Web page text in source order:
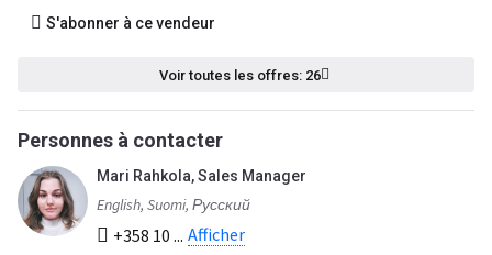
S'abonner à ce vendeur
Voir toutes les offres: 26
Personnes à contacter
Mari Rahkola, Sales Manager
English, Suomi, Русский
+358 10 ... Afficher